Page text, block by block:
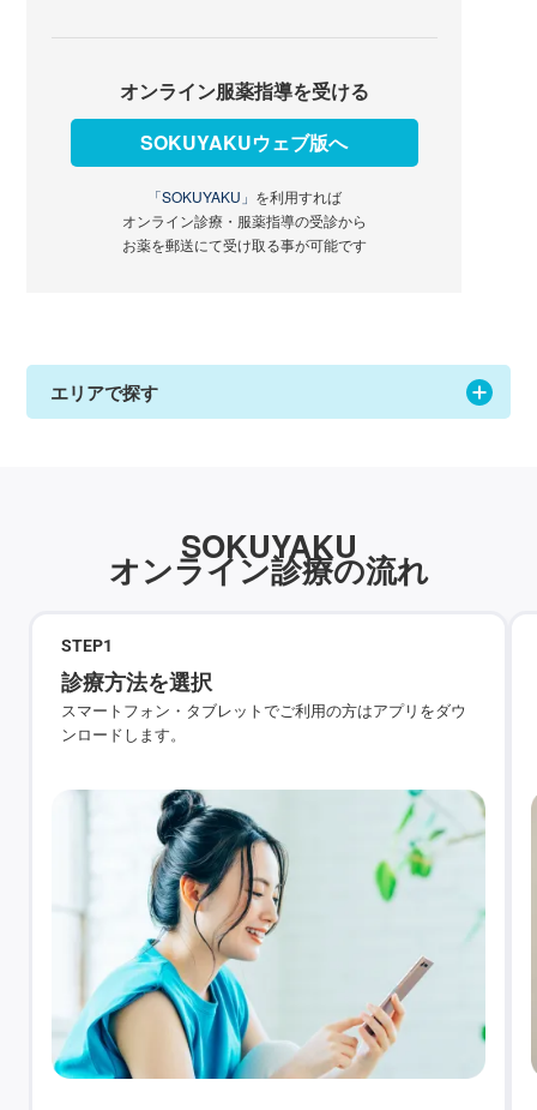
オンライン服薬指導を受ける
SOKUYAKUウェブ版へ
「SOKUYAKU」 を利用すれば
オンライン診療・服薬指導の受診から
お薬を郵送にて受け取る事が可能です
エリアで探す
SOKUYAKU
オンライン診療の流れ
STEP1
診療方法を選択
スマートフォン・タブレットでご利用の方はアプリをダウ
ンロードします。